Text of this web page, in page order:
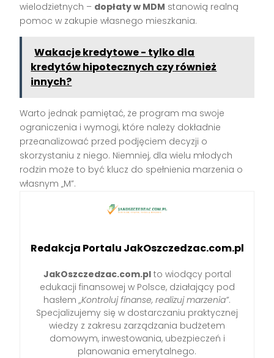
wielodzietnych – dopłaty w MDM stanowią realną
pomoc w zakupie własnego mieszkania.
Wakacje kredytowe - tylko dla
kredytów hipotecznych czy również
innych?
Warto jednak pamiętać, że program ma swoje
ograniczenia i wymogi, które należy dokładnie
przeanalizować przed podjęciem decyzji o
skorzystaniu z niego. Niemniej, dla wielu młodych
rodzin może to być klucz do spełnienia marzenia o
własnym „M”.
Redakcja Portalu JakOszczedzac.com.pl
JakOszczedzac.com.plto wiodący portal
edukacji finansowej w Polsce, działający pod
hasłem „Kontroluj finanse, realizuj marzenia”.
Specjalizujemy się w dostarczaniu praktycznej
wiedzy z zakresu zarządzania budżetem
domowym, inwestowania, ubezpieczeń i
planowania emerytalnego.